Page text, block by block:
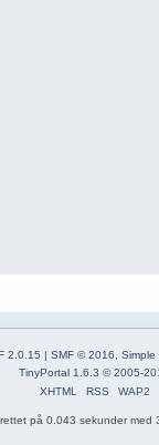
2.0.15 | SMF © 2016, Simple
TinyPortal 1.6.3 ©2005-
XHTML
RSS WAP2
på 0.043 sekunder med